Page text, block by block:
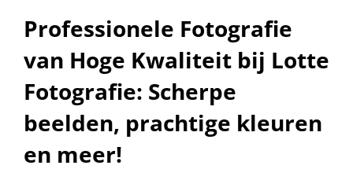
Professionele Fotografie
van Hoge Kwaliteit bij Lotte
Fotografie: Scherpe
beelden, prachtige kleuren
en meer!